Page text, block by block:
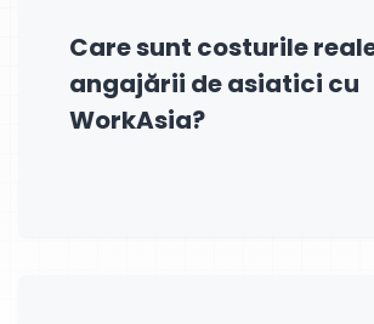
Care sunt costurile
angajării de asiatici cu
WorkAsia?